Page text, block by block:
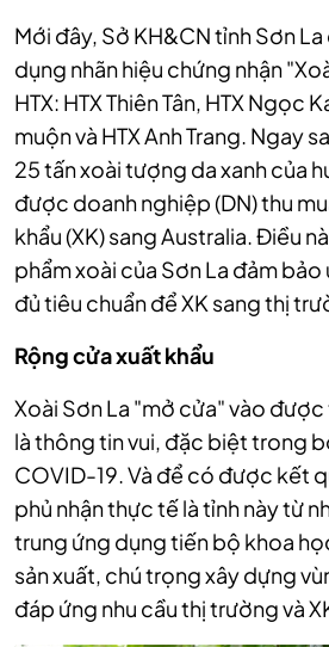
Mới đây, Sở KH&CN tỉnh Sơn
dụng nhãn hiệu chứng nhận
HTX: HTX Thiên Tân, HTX Ngọc
muộn và HTX Anh Trang. Ngay
25 tấn xoài tượng da xanh của
được doanh nghiệp (DN) thu
khẩu (XK) sang Australia. Điều
phẩm xoài của Sơn La đảm
đủ tiêu chuẩn để XK sang thị
Rộng cửa xuất khẩu
Xoài Sơn La "mở cửa" vào
là thông tin vui, đặc biệt trong
COVID-19. Và để có được kết
phủ nhận thực tế là tỉnh này từ
trung ứng dụng tiến bộ khoa
sản xuất, chú trọng xây dựng
đáp ứng nhu cầu thị trường và